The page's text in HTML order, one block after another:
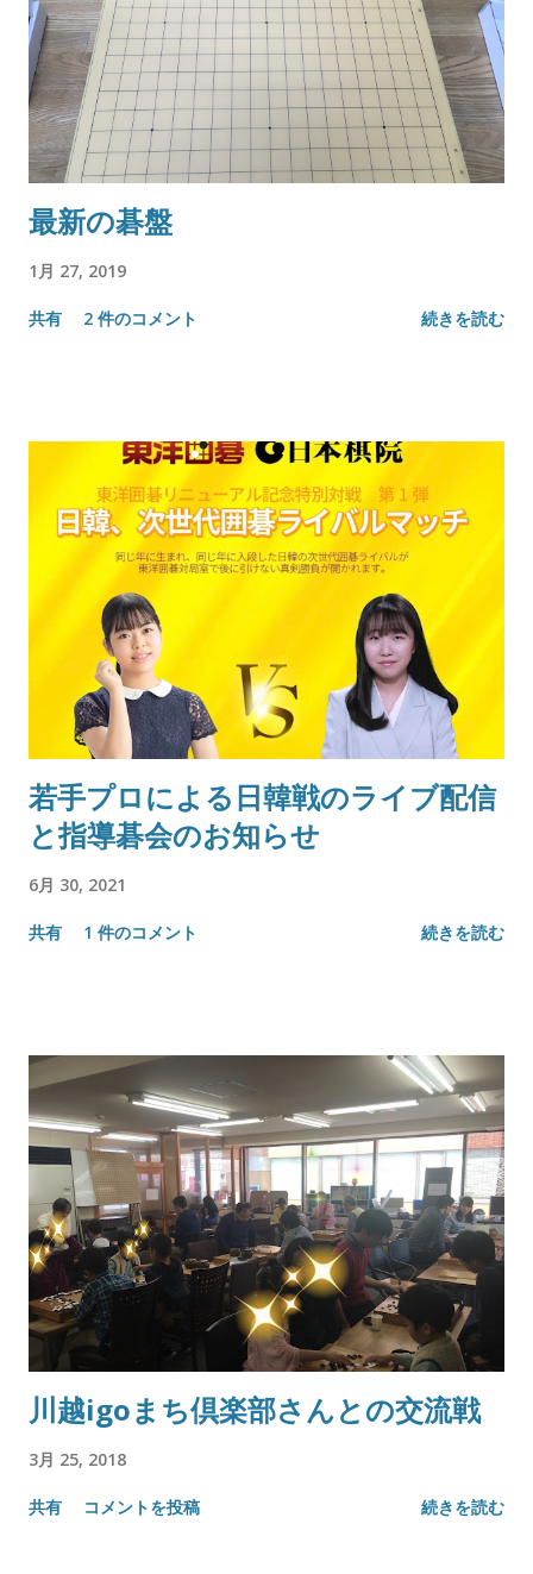
最新の碁盤
1月 27, 2019
共有 2 件のコメント 続きを読む
若手プロによる日韓戦のライブ配信
と指導碁会のお知らせ
6月 30, 2021
共有 1 件のコメント 続きを読む
川越igoまち倶楽部さんとの交流戦
3月 25, 2018
共有 コメントを投稿 続きを読む